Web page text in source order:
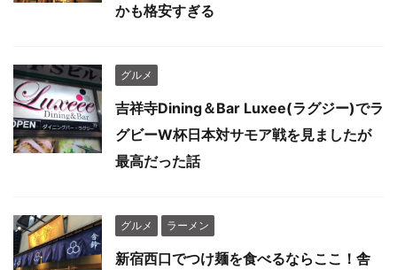
かも格安すぎる
グルメ
吉祥寺Dining＆Bar Luxee(ラグジー)でラ
グビーW杯日本対サモア戦を見ましたが
最高だった話
グルメ ラーメン
新宿西口でつけ麺を食べるならここ！舎